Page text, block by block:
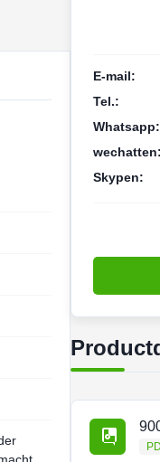
E-mail:
Tel.:
Whatsapp:
wechatten:
Skypen: